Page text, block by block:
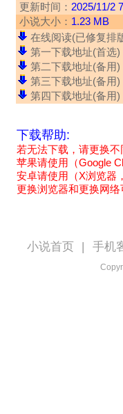
更新时间： 2025/11/2
小说大小： 1.23 MB
在线阅读(已修复排
第一下载地址(首选)
第二下载地址(备用)
第三下载地址(备用)
第四下载地址(备用)
下载帮助:
若无法下载，请更换
苹果请使用（Google
安卓请使用（X浏览器
更换浏览器和更换网
小说首页 | 手机